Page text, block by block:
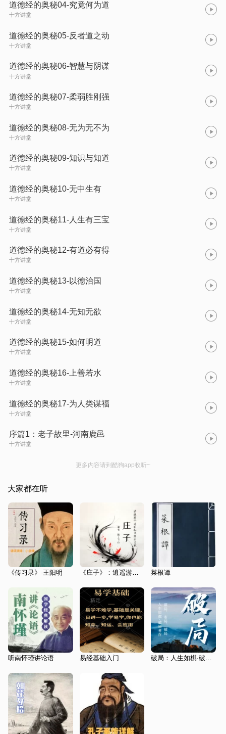
道德经的奥秘04-究竟何为道
十方讲堂
道德经的奥秘05-反者道之动
十方讲堂
道德经的奥秘06-智慧与阴谋
十方讲堂
道德经的奥秘07-柔弱胜刚强
十方讲堂
道德经的奥秘08-无为无不为
十方讲堂
道德经的奥秘09-知识与知道
十方讲堂
道德经的奥秘10-无中生有
十方讲堂
道德经的奥秘11-人生有三宝
十方讲堂
道德经的奥秘12-有道必有得
十方讲堂
道德经的奥秘13-以德治国
十方讲堂
道德经的奥秘14-无知无欲
十方讲堂
道德经的奥秘15-如何明道
十方讲堂
道德经的奥秘16-上善若水
十方讲堂
道德经的奥秘17-为人类谋福
十方讲堂
序篇1：老子故里-河南鹿邑
十方讲堂
更多内容请到酷狗app收听~
大家都在听
《传习录》-王阳明 《庄子》：逍遥游于道的心灵自由之旅I道家 菜根谭
听南怀瑾讲论语 易经基础入门